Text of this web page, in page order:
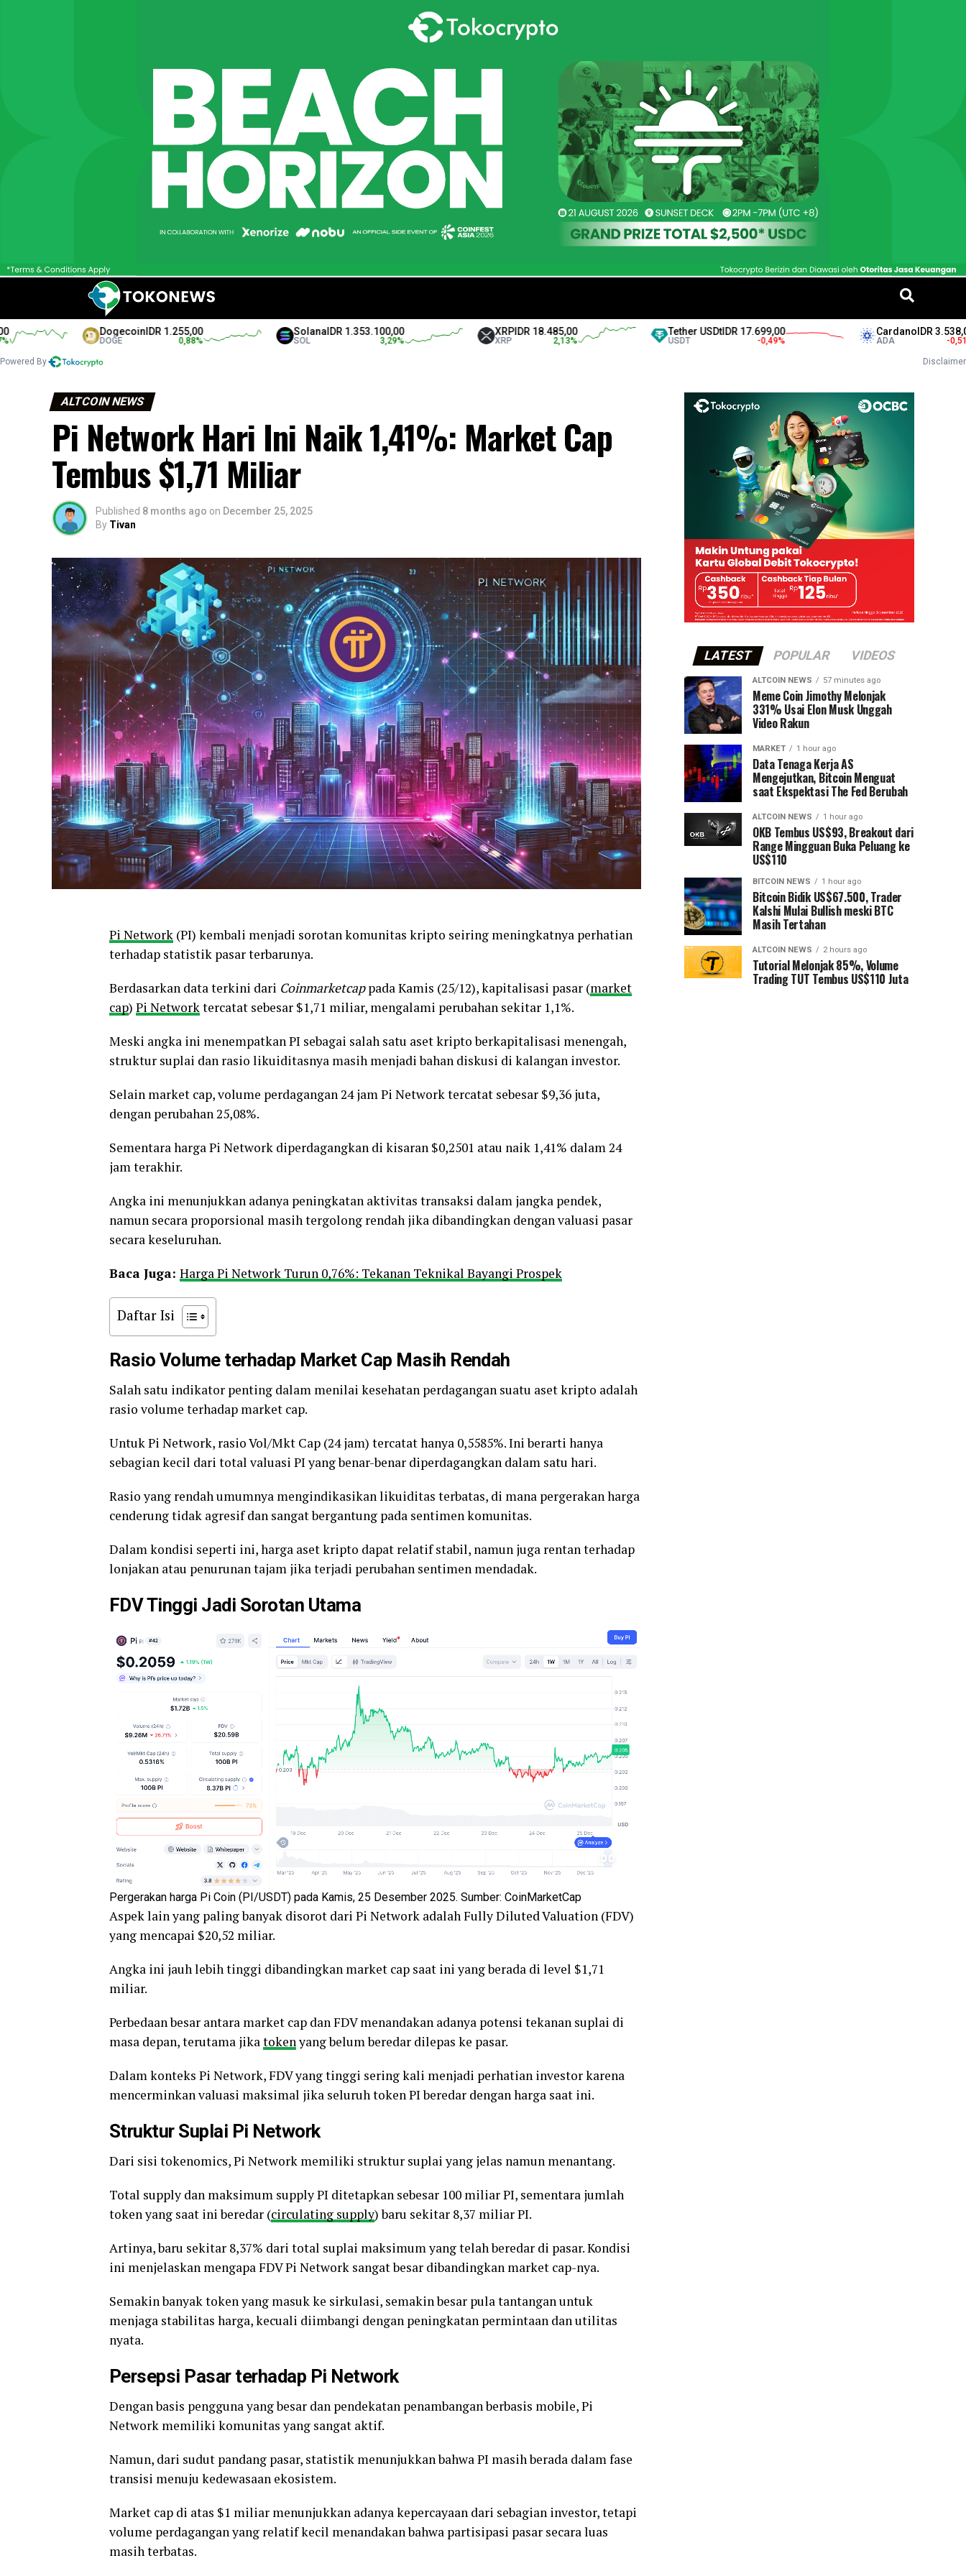
DogecoinIDR 1.255,00
DOGE
SolanaIDR 1.353.100,00 XRP IDR 18.485,00 Tether USDtIDR 17.699,00 CardanoIDR 3.538,00
ADA
Powered By Disclaimer
ALTCOIN NEWS
Pi Network Hari Ini Naik 1,41%: Market Cap
Tembus $1,71 Miliar
Published 8 months ago on December 25, 2025
By Tivan
Pi Network (PI) kembali menjadi sorotan komunitas kripto seiring meningkatnya perhatian
terhadap statistik pasar terbarunya.
Berdasarkan data terkini dari Coinmarketcappada Kamis (25/12), kapitalisasi pasar (market
cap) Pi Networktercatat sebesar $1,71 miliar, mengalami perubahan sekitar 1,1%.
Meski angka ini menempatkan PI sebagai salah satu aset kripto berkapitalisasi menengah,
struktur suplai dan rasio likuiditasnya masih menjadi bahan diskusi di kalangan investor.
Selain market cap, volume perdagangan 24 jam Pi Network tercatat sebesar $9,36 juta,
dengan perubahan 25,08%.
Sementara harga Pi Network diperdagangkan di kisaran $0,2501 atau naik 1,41% dalam 24
jam terakhir.
Angka ini menunjukkan adanya peningkatan aktivitas transaksi dalam jangka pendek,
namun secara proporsional masih tergolong rendah jika dibandingkan dengan valuasi pasar
secara keseluruhan.
Baca Juga: Harga Pi Network Turun 0,76%: Tekanan Teknikal Bayangi Prospek
Daftar Isi
Rasio Volume terhadap Market Cap Masih Rendah
Salah satu indikator penting dalam menilai kesehatan perdagangan suatu aset kripto adalah
rasio volume terhadap market cap.
Untuk Pi Network, rasio Vol/Mkt Cap (24 jam) tercatat hanya 0,5585%. Ini berarti hanya
sebagian kecil dari total valuasi PI yang benar-benar diperdagangkan dalam satu hari.
Rasio yang rendah umumnya mengindikasikan likuiditas terbatas, di mana pergerakan harga
cenderung tidak agresif dan sangat bergantung pada sentimen komunitas.
Dalam kondisi seperti ini, harga aset kripto dapat relatif stabil, namun juga rentan terhadap
lonjakan atau penurunan tajam jika terjadi perubahan sentimen mendadak.
FDV Tinggi Jadi Sorotan Utama
Pergerakan harga Pi Coin (PI/USDT) pada Kamis, 25 Desember 2025. Sumber: CoinMarketCap
Aspek lain yang paling banyak disorot dari Pi Network adalah Fully Diluted Valuation (FDV)
yang mencapai $20,52 miliar.
Angka ini jauh lebih tinggi dibandingkan market cap saat ini yang berada di level $1,71
miliar.
Perbedaan besar antara market cap dan FDV menandakan adanya potensi tekanan suplai di
masa depan, terutama jikatokenyang belum beredar dilepas ke pasar.
Dalam konteks Pi Network, FDV yang tinggi sering kali menjadi perhatian investor karena
mencerminkan valuasi maksimal jika seluruh token PI beredar dengan harga saat ini.
Struktur Suplai Pi Network
Dari sisi tokenomics, Pi Network memiliki struktur suplai yang jelas namun menantang.
Total supply dan maksimum supply PI ditetapkan sebesar 100 miliar PI, sementara jumlah
token yang saat ini beredar (circulating supply) baru sekitar 8,37 miliar PI.
Artinya, baru sekitar 8,37% dari total suplai maksimum yang telah beredar di pasar. Kondisi
ini menjelaskan mengapa FDV Pi Network sangat besar dibandingkan market cap-nya.
Semakin banyak token yang masuk ke sirkulasi, semakin besar pula tantangan untuk
menjaga stabilitas harga, kecuali diimbangi dengan peningkatan permintaan dan utilitas
nyata.
Persepsi Pasar terhadap Pi Network
Dengan basis pengguna yang besar dan pendekatan penambangan berbasis mobile, Pi
Network memiliki komunitas yang sangat aktif.
Namun, dari sudut pandang pasar, statistik menunjukkan bahwa PI masih berada dalam fase
transisi menuju kedewasaan ekosistem.
Market cap di atas $1 miliar menunjukkan adanya kepercayaan dari sebagian investor, tetapi
volume perdagangan yang relatif kecil menandakan bahwa partisipasi pasar secara luas
masih terbatas.
LATEST POPULAR VIDEOS
ALTCOIN NEWS 57 minutes ago
Meme Coin Jimothy Melonjak
331% Usai Elon Musk Unggah
Video Rakun
MARKET 1 hour ago
Data Tenaga Kerja AS
Mengejutkan, Bitcoin Menguat
saat Ekspektasi The Fed Berubah
ALTCOIN NEWS 1 hour ago
OKB Tembus US$93, Breakout dari
Range Mingguan Buka Peluang ke
US$110
BITCOIN NEWS 1 hour ago
Bitcoin Bidik US$67.500, Trader
Kalshi Mulai Bullish meski BTC
Masih Tertahan
ALTCOIN NEWS 2 hours ago
Tutorial Melonjak 85%, Volume
Trading TUT Tembus US$110 Juta